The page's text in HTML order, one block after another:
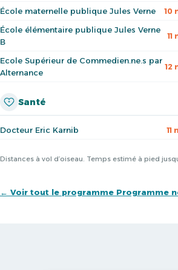
École maternelle publique Jules Verne 10
École élémentaire publique Jules Verne
B
Ecole Supérieur de Commedien.ne.s par
Alternance
12
Santé
Docteur Eric Karnib 11
Distances à vol d’oiseau. Temps estimé à pied
← Voir tout le programme Programme